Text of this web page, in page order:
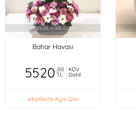
Bahar Havası
5520 ,00
TL
KDV
Dahil
İstanbul'a Aynı Gün